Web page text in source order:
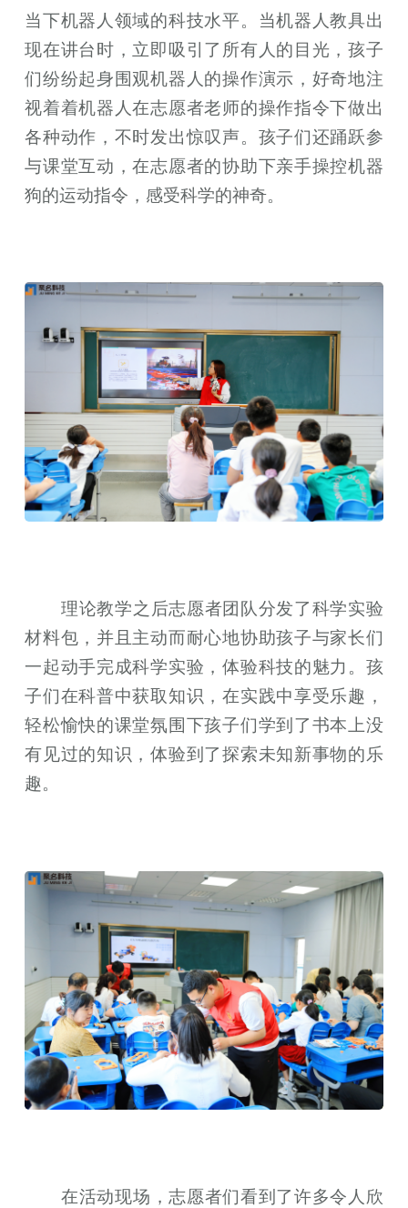
当下机器人领域的科技水平。当机器人教具出
现在讲台时，立即吸引了所有人的目光，孩子
们纷纷起身围观机器人的操作演示，好奇地注
视着着机器人在志愿者老师的操作指令下做出
各种动作，不时发出惊叹声。孩子们还踊跃参
与课堂互动，在志愿者的协助下亲手操控机器
狗的运动指令，感受科学的神奇。
理论教学之后志愿者团队分发了科学实验
材料包，并且主动而耐心地协助孩子与家长们
一起动手完成科学实验，体验科技的魅力。孩
子们在科普中获取知识，在实践中享受乐趣，
轻松愉快的课堂氛围下孩子们学到了书本上没
有见过的知识，体验到了探索未知新事物的乐
趣。
在活动现场，志愿者们看到了许多令人欣